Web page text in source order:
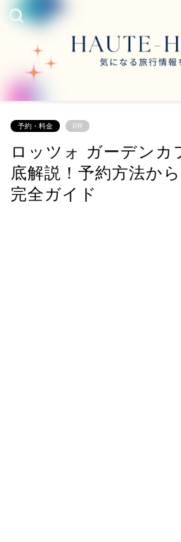
予約・料金 PR
ロッツォ ガーデンカ
底解説！予約方法か
完全ガイド